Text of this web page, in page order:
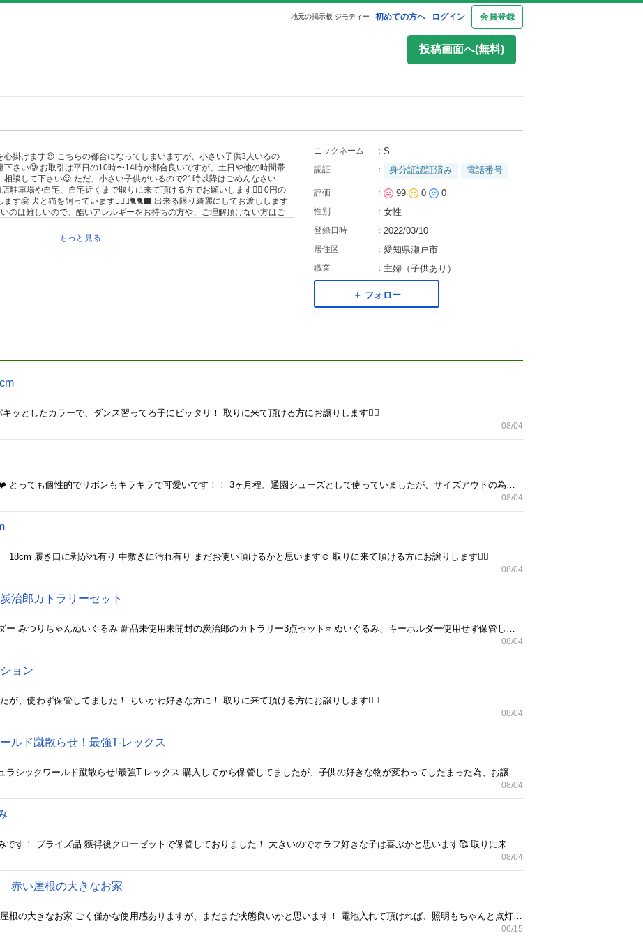
初めての方へ ログイン 会員登録
地元の掲示板 ジモティー
投稿画面へ(無料)
心掛けます😌 こちらの都合になってしまいますが、小さい子供3人いるの
下さい🥲 お取引は平日の10時〜14時が都合良いですが、土日や他の時間帯
相談して下さい😌 ただ、小さい子供がいるので21時以降はごめんなさい
店駐車場や自宅、自宅近くまで取りに来て頂ける方でお願いします🙇‍♀️ 0円の
す🤗 犬と猫を飼っています🐕‍🦺🦮🐈🐈‍⬛ 出来る限り綺麗にしてお渡しします
のは難しいので、酷いアレルギーをお持ちの方や、ご理解頂けない方はご
ロックさせて頂きます🙅🏻‍♀️ 24時間以内にお返事ない場合はコメント逃げと判
もっと見る
ニックネーム ： S
認証 ： 身分証認証済み 電話番号
評価 ： 99 0 0
性別 ： 女性
登録日時 ： 2022/03/10
居住区 ： 愛知県瀬戸市
職業 ： 主婦（子供あり）
＋ フォロー
ッとしたカラーで、ダンス習ってる子にピッタリ！ 取りに来て頂ける方にお譲りします🙇‍♀️
08/04
08/04
履き口に剥がれ有り 中敷きに汚れ有り まだお使い頂けるかと思います☺️ 取りに来て頂ける方にお譲りします🙇‍♀️
08/04
治郎カトラリーセット
08/04
ョン
が、使わず保管してました！ ちいかわ好きな方に！ 取りに来て頂ける方にお譲りします🙇‍♀️
08/04
ルド蹴散らせ！最強T-レックス
08/04
08/04
赤い屋根の大きなお家
06/15